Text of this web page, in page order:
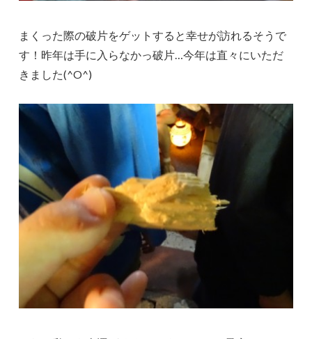
まくった際の破片をゲットすると幸せが訪れるそうで
す！昨年は手に入らなかっ破片…今年は直々にいただ
きました(^O^)